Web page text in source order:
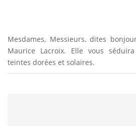
Mesdames, Messieurs, dites
Maurice Lacroix. Elle vous
teintes dorées et solaires.